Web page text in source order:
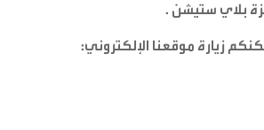
بلاي ستيشن .
زيارة موقعنا الإلكتروني: